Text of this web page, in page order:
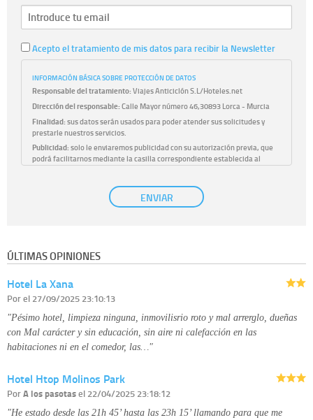
Acepto el tratamiento de mis datos para recibir la Newsletter
INFORMACIÓN BÁSICA SOBRE PROTECCIÓN DE DATOS
Responsable del tratamiento:Viajes Anticiclón S.L/Hoteles.net
Dirección del responsable:Calle Mayor número 46,30893 Lorca - Murcia
Finalidad:sus datos serán usados para poder atender sus solicitudes y
prestarle nuestros servicios.
Publicidad:solo le enviaremos publicidad con su autorización previa, que
podrá facilitarnos mediante la casilla correspondiente establecida al
únicamente trataremos sus datos con su consentimiento
previo, que podrá facilitarnos mediante la casilla correspondiente
Derechos:tiene derecho a saber qué información tenemos sobre usted,
disponible en nuestra página web.
Información complementaria:
ENVIAR
ÚLTIMAS OPINIONES
Hotel La Xana
Porel 27/09/2025 23:10:13
"Pésimo hotel, limpieza ninguna, inmovilisrio roto y mal arrerglo, dueñas
con Mal carácter y sin educación, sin aire ni calefacción en las
habitaciones ni en el comedor, las…"
Hotel Htop Molinos Park
PorA los pasotasel 22/04/2025 23:18:12
"He estado desde las 21h 45’ hasta las 23h 15’ llamando para que me